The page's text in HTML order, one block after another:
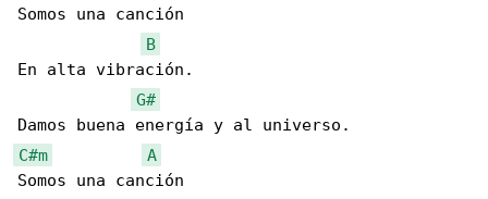
Somos una canción
B
En alta vibración.
G#
C#m
A
Somos una canción